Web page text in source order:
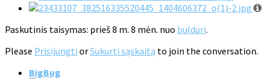
Paskutinis taisymas: prieš 8 m. 8 mėn. nuo bulduri.
Please Prisijungti orSukurti sąskaitą to join the conversation.
BigBug